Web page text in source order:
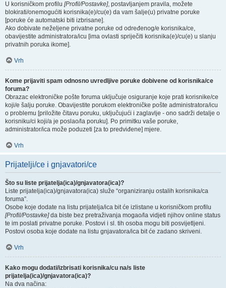
U korisničkom profilu [Profil/Postavke], postavljanjem pravila, možete
blokirati/onemogućiti korisnika(e)/cu(e) da vam šalje(u) privatne poruke
[poruke će automatski biti izbrisane].
Ako dobivate neželjene privatne poruke od određenog/e korisnika/ce,
obavijestite administratora/icu [ima ovlasti spriječiti korisnika(e)/cu(e) u slanju
privatnih poruka ikome].
Vrh
Kome prijaviti spam odnosno uvredljive poruke dobivene od korisnika/ce
foruma?
Obrazac elektroničke pošte foruma uključuje osiguranje koje prati korisnike/ce
koji/e šalju poruke. Obavijestite porukom elektroničke pošte administratora/icu
o problemu [priložite čitavu poruku, uključujući i zaglavlje - ono sadrži detalje o
korisniku/ci koji/a je poslao/la poruku]. Po primitku vaše poruke,
administrator/ica može poduzeti [za to predviđene] mjere.
Vrh
Prijatelji/ce i gnjavatori/ce
Što su liste prijatelja(ica)/gnjavatora(ica)?
Liste prijatelja(ica)/gnjavatora(ica) služe “organiziranju ostalih korisnika/ca
foruma”.
Osobe koje dodate na listu prijatelja/ica bit će izlistane u korisničkom profilu
[Profil/Postavke]da biste bez pretraživanja mogao/la vidjeti njihov online status
te im poslati privatne poruke. Postovi i sl. tih osoba mogu biti posvijetljeni.
Postovi osoba koje dodate na listu gnjavatora/ica bit će zadano skriveni.
Vrh
Kako mogu dodati/izbrisati korisnika/cu na/s liste
prijatelja(ica)/gnjavatora(ica)?
Na dva načina: